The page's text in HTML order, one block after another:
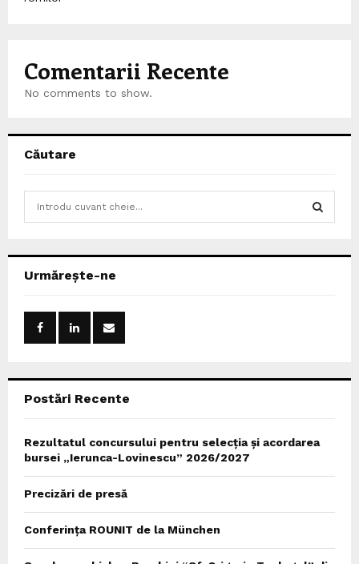
Comentarii Recente
No comments to show.
Căutare
h
o
Urmărește-ne
Postări Recente
Rezultatul concursului pentru selecția și acordarea
bursei „Ierunca-Lovinescu” 2026/2027
Precizări de presă
Conferința ROUNIT de la München